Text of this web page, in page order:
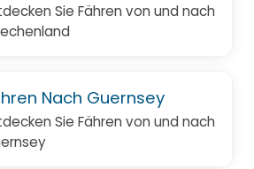
Sie Fähren von und nach
Nach Guernsey
Sie Fähren von und nach